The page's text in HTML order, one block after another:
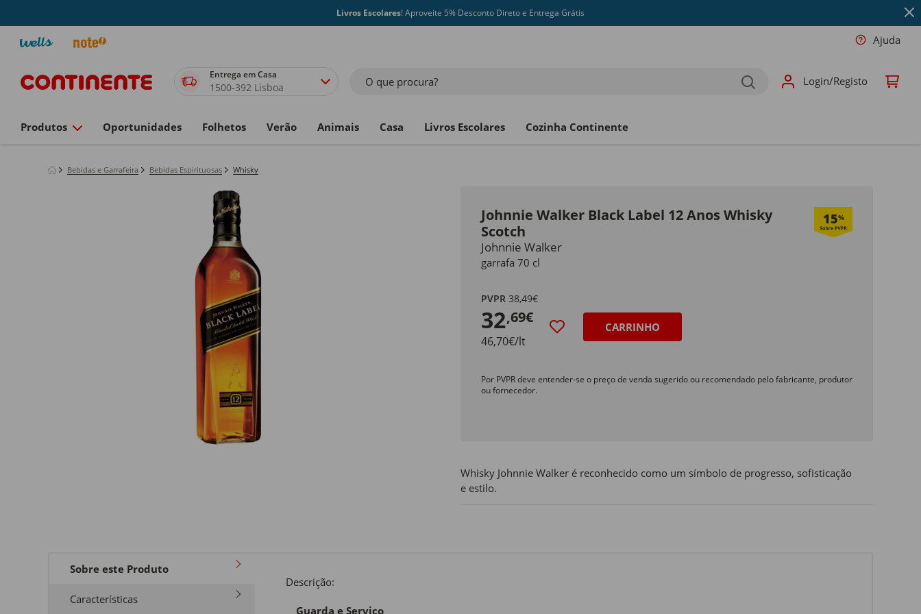
Livros Escolares! Aproveite 5% Desconto Direto e Entrega Grátis
Ajuda
Entrega em Casa
1500-392 Lisboa O que procura? Login/Registo
Produtos Oportunidades Folhetos Verão Animais Casa Livros Escolares Cozinha Continente
Bebidas e Garrafeira Bebidas Espirituosas Whisky
Johnnie Walker Black Label 12 Anos Whisky
Scotch
15%
Johnnie Walker
garrafa 70 cl
PVPR 38,49€
32,69€
46,70€/lt
CARRINHO
Por PVPR deve entender-se o preço de venda sugerido ou recomendado pelo fabricante, produtor
ou fornecedor.
Whisky Johnnie Walker é reconhecido como um símbolo de progresso, sofisticação
e estilo.
Sobre este Produto
Características
Descrição:
Guarda e Serviço